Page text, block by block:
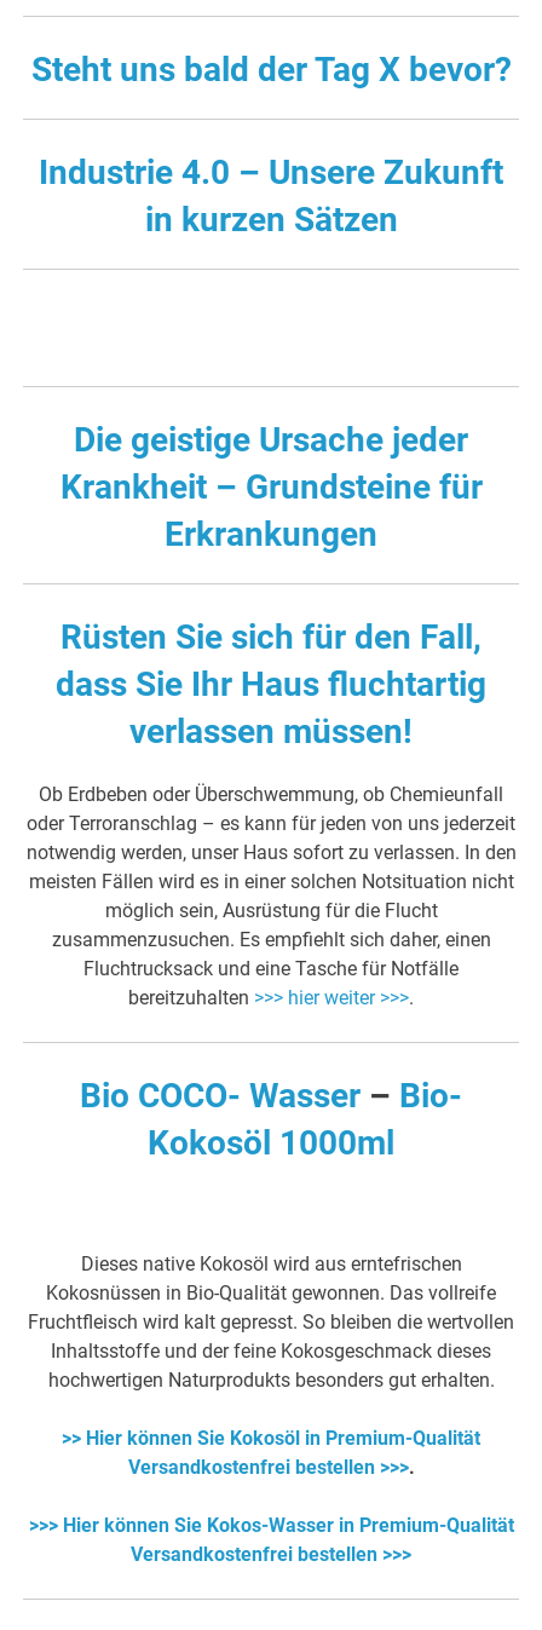
Steht uns bald der Tag X bevor?
Industrie 4.0 – Unsere Zukunft
in kurzen Sätzen
Die geistige Ursache jeder
Krankheit – Grundsteine für
Erkrankungen
Rüsten Sie sich für den Fall,
dass Sie Ihr Haus fluchtartig
verlassen müssen!
Ob Erdbeben oder Überschwemmung, ob Chemieunfall
oder Terroranschlag – es kann für jeden von uns jederzeit
notwendig werden, unser Haus sofort zu verlassen. In den
meisten Fällen wird es in einer solchen Notsituation nicht
möglich sein, Ausrüstung für die Flucht
zusammenzusuchen. Es empfiehlt sich daher, einen
Fluchtrucksack und eine Tasche für Notfälle
bereitzuhalten >>> hier weiter >>>.
Bio COCO- Wasser – Bio-
Kokosöl 1000ml
Dieses native Kokosöl wird aus erntefrischen
Kokosnüssen in Bio-Qualität gewonnen. Das vollreife
Fruchtfleisch wird kalt gepresst. So bleiben die wertvollen
Inhaltsstoffe und der feine Kokosgeschmack dieses
hochwertigen Naturprodukts besonders gut erhalten.
>> Hier können Sie Kokosöl in Premium-Qualität
Versandkostenfrei bestellen >>>.
>>> Hier können Sie Kokos-Wasser in Premium-Qualität
Versandkostenfrei bestellen >>>